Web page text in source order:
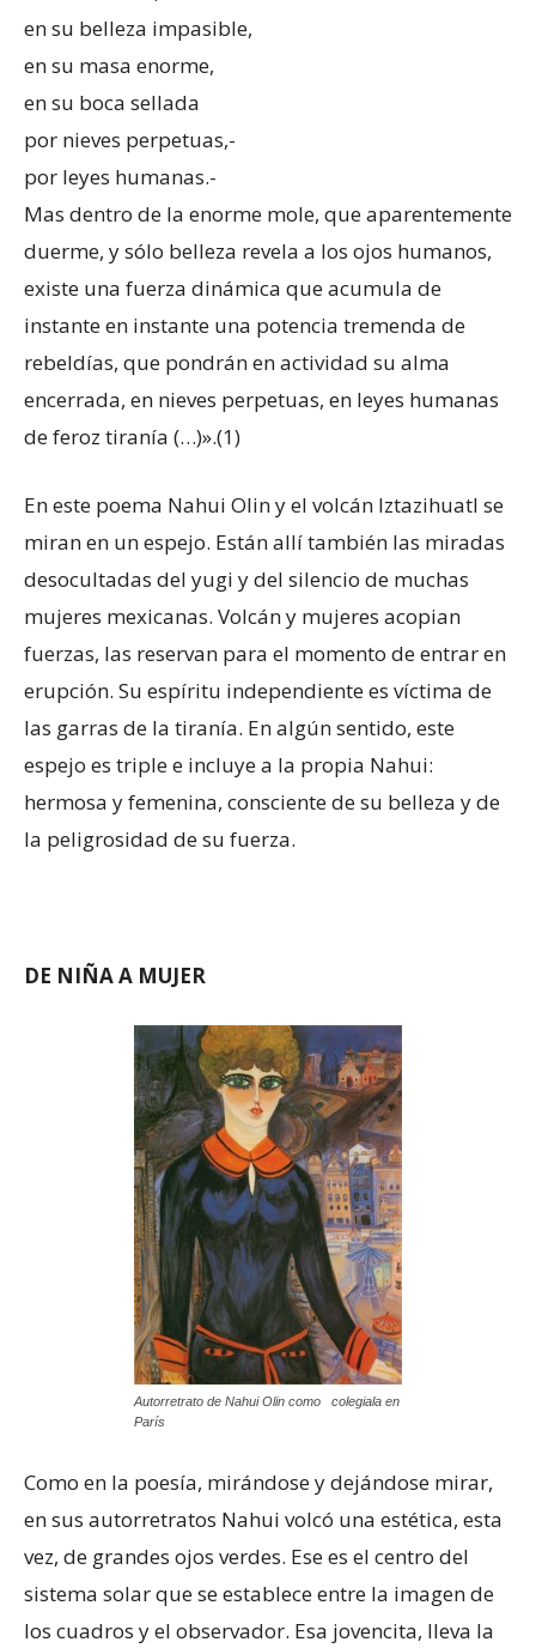
en su belleza impasible,
en su masa enorme,
en su boca sellada
por nieves perpetuas,-
por leyes humanas.-
Mas dentro de la enorme mole, que aparentemente
duerme, y sólo belleza revela a los ojos humanos,
existe una fuerza dinámica que acumula de
instante en instante una potencia tremenda de
rebeldías, que pondrán en actividad su alma
encerrada, en nieves perpetuas, en leyes humanas
de feroz tiranía (…)».(1)
En este poema Nahui Olin y el volcán Iztazihuatl se
miran en un espejo. Están allí también las miradas
desocultadas del yugi y del silencio de muchas
mujeres mexicanas. Volcán y mujeres acopian
fuerzas, las reservan para el momento de entrar en
erupción. Su espíritu independiente es víctima de
las garras de la tiranía. En algún sentido, este
espejo es triple e incluye a la propia Nahui:
hermosa y femenina, consciente de su belleza y de
la peligrosidad de su fuerza.
DE NIÑA A MUJER
Autorretrato de Nahui Olin como colegiala en
París
Como en la poesía, mirándose y dejándose mirar,
en sus autorretratos Nahui volcó una estética, esta
vez, de grandes ojos verdes. Ese es el centro del
sistema solar que se establece entre la imagen de
los cuadros y el observador. Esa jovencita, lleva la